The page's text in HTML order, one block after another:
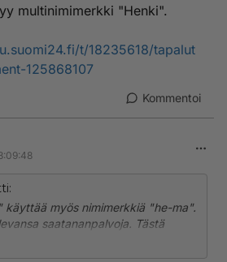
multinimimerkki "Henki".
t/18235618/tapalut
125868107
Kommentoi
käyttää myös nimimerkkiä "he-ma".
saatananpalvoja. Tästä
ilmi: